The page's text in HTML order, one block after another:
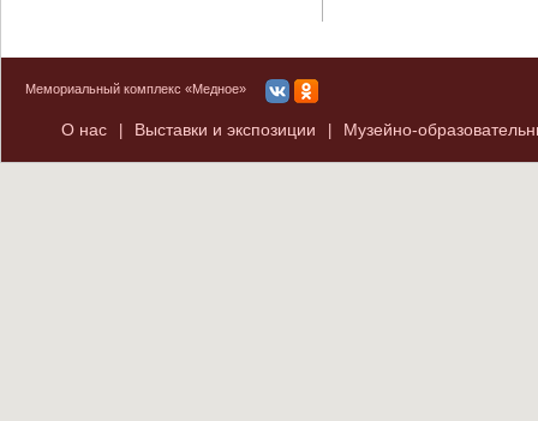
Мемориальный комплекс «Медное»
О нас Выставки и экспозиции Музейно-